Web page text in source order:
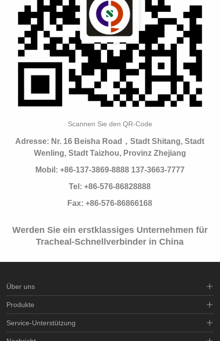
Scannen Sie den QR-Code
Adresse: Nr. 16 Beisha Road，Stadt Shitang, Stadt
Wenling, Stadt Taizhou, Provinz Zhejiang
Mobil: +86-137-3869-8888 137-3663-7777
Tel: +86-576-86828888
Fax: +86-576-86866168
Werden Sie ein erstklassiges Unternehmen für
Tracheal-Schnellverbinder in China
Über uns
Produkte
Service-Unterstützung